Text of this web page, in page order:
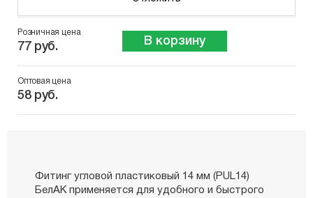
Розничная цена
77 руб. В корзину
Оптовая цена
58 руб.
Фитинг угловой пластиковый 14 мм (PUL14)
БелАК применяется для удобного и быстрого